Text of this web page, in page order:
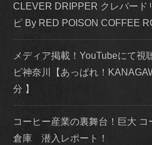
CLEVER DRIPPER クレバード
ピ By RED POISON COFFEE
メディア掲載！YouTubeにて視
ビ神奈川【あっぱれ！
分 】
コーヒー産業の裏舞台！巨大
倉庫 潜入レポート！